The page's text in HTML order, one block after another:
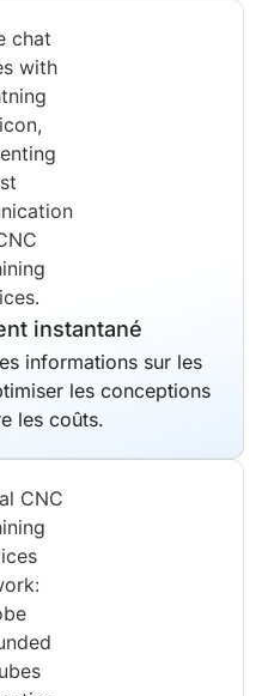
bout
de votre flux de
à la fin. La
est garantie pour
que soit leur
instantané
informations sur les
les conceptions
les coûts.